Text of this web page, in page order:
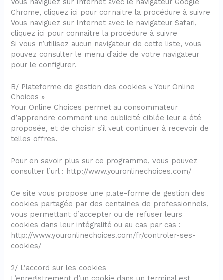
Vous naviguez sur Internet avec le navigateur Google
Chrome, cliquez ici pour connaitre la procédure à suivre
Vous naviguez sur Internet avec le navigateur Safari,
cliquez ici pour connaitre la procédure à suivre
Si vous n’utilisez aucun navigateur de cette liste, vous
pouvez consulter le menu d’aide de votre navigateur
pour le configurer.
B/ Plateforme de gestion des cookies « Your Online
Choices »
Your Online Choices permet au consommateur
d’apprendre comment une publicité ciblée leur a été
proposée, et de choisir s’il veut continuer à recevoir de
telles offres.
Pour en savoir plus sur ce programme, vous pouvez
consulter l’url : http://www.youronlinechoices.com/
Ce site vous propose une plate-forme de gestion des
cookies partagée par des centaines de professionnels,
vous permettant d’accepter ou de refuser leurs
cookies dans leur intégralité ou au cas par cas :
http://www.youronlinechoices.com/fr/controler-ses-
cookies/
2/ L’accord sur les cookies
L’enregistrement d’un cookie dans un terminal est